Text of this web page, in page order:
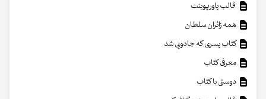
قالب پاورپوینت
همه زائران سلطان
کتاب پسری که جادویی شد
معرفی کتاب
دوستی با کتاب